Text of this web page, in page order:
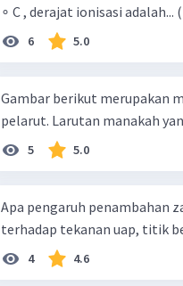
6 5.0
Gambar berikut merupakan
pelarut. Larutan
5 5.0
Apa pengaruh penambahan
terhadap tekanan uap, titik
4 4.6